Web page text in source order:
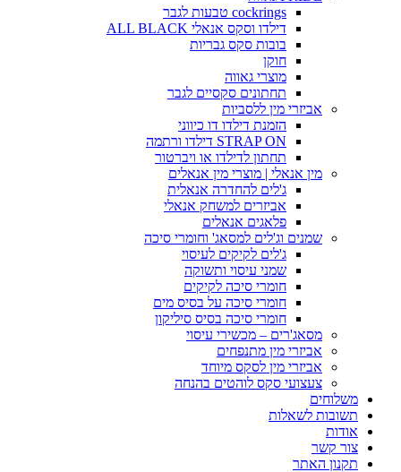
cockrings טבעות לגבר
דילדו וסקס אנאלי ALL BLACK
בובות סקס גבריות
חוקן
מוצרי גאווה
תחתונים סקסיים לגבר
אביזרי מין ללסביות
הזמנת דילדו דו כיווני
STRAP ON דילדו ורתמה
תחתון לדילדו או ויברטור
מין אנאלי | מוצרי מין אנאלים
ג'לים להחדרה אנאלית
אביזרים למשחק אנאלי
פלאגים אנאלים
שמנים וג'לים למסאג' וחומרי סיכה
ג'לים לקיקים לעיסוי
שמני עיסוי ותשוקה
חומרי סיכה לקיקים
חומרי סיכה על בסיס מים
חומרי סיכה בסיס סיליקון
מסאג'רים – מכשירי עיסוי
אביזרי מין מתנפחים
אביזרי מין לסקס מיוחד
צעצועי סקס לוהטים בהנחה
משלוחים
תשובות לשאלות
אודות
צור קשר
תקנון האתר